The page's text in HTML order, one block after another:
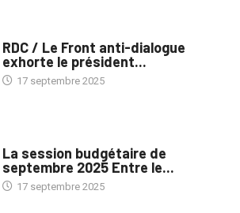
RDC / Le Front anti-dialogue
exhorte le président...
17 septembre 2025
La session budgétaire de
septembre 2025 Entre le...
17 septembre 2025